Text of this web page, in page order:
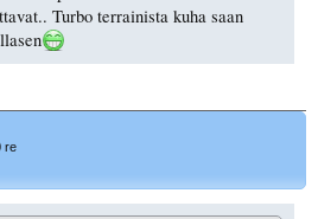
Turbo terrainista kuha saan
re